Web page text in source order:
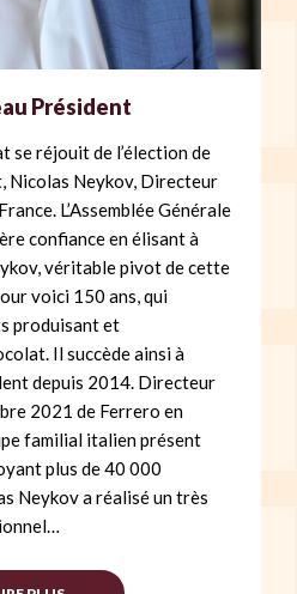
Président
se réjouit de l’élection de
Nicolas Neykov, Directeur
L’Assemblée Générale
confiance en élisant à
véritable pivot de cette
voici 150 ans, qui
produisant et
Il succède ainsi à
depuis 2014. Directeur
2021 de Ferrero en
familial italien présent
plus de 40 000
Neykov a réalisé un très